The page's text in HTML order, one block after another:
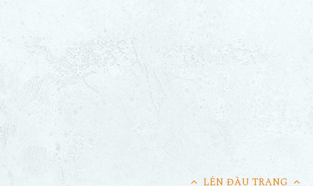
LÊN ĐẦU TRANG